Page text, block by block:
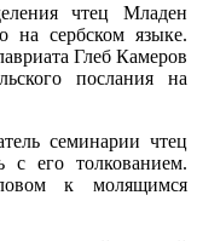
чтец Младен
на сербском языке.
Глеб Камеров
послания на
семинарии чтец
с его толкованием.
к молящимся